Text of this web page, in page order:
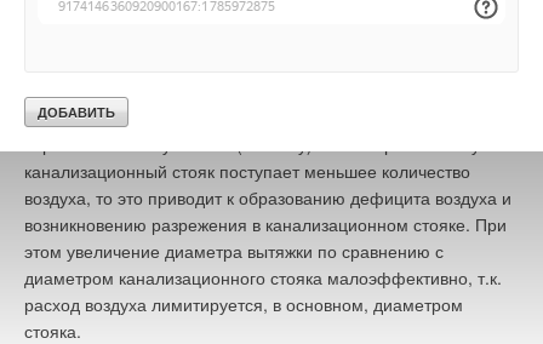
стоками уменьшается, и вследствие этого возрастает их
Величина разрежений в канализационном стояке также
связана с количеством воздуха, поступающего из атмосферы
канализационный стояк поступает меньшее количество
воздуха, то это приводит к образованию дефицита воздуха и
возникновению разрежения в канализационном стояке. При
этом увеличение диаметра вытяжки по сравнению с
диаметром канализационного стояка малоэффективно, т.к.
расход воздуха лимитируется, в основном, диаметром
стояка.